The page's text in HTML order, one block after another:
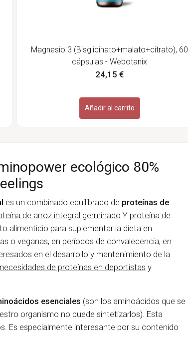
Magnesio 3 (Bisglicinato+malato+citrato), 60
cápsulas - Webotanix
24,15 €
Añadir al carrito
ecológico 80%
es un combinado equilibrado de proteínas de
de arroz integral germinado Y proteína de
alimenticio para suplementar la dieta en
o veganas, en períodos de convalecencia, en
en el desarrollo y mantenimiento de la
necesidades de proteínas en deportistas y
esenciales (son los aminoácidos que se
organismo no puede sintetizarlos). Esta
Es especialmente interesante por su contenido